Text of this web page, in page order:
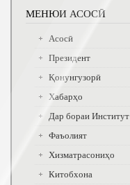
МЕНЮИ АСОСӢ
Асосӣ
Президент
Қонунгузорӣ
Хабарҳо
Дар бораи Институт
Фаъолият
Хизматрасониҳо
Китобхона